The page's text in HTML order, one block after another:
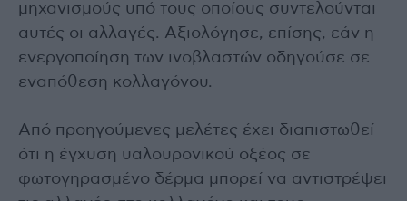
μηχανισμούς υπό τους οποίους συντελούνται
αυτές οι αλλαγές. Αξιολόγησε, επίσης, εάν η
ενεργοποίηση των ινοβλαστών οδηγούσε σε
εναπόθεση κολλαγόνου.
Από προηγούμενες μελέτες έχει διαπιστωθεί
ότι η έγχυση υαλουρονικού οξέος σε
φωτογηρασμένο δέρμα μπορεί να αντιστρέψει